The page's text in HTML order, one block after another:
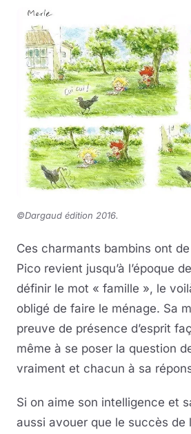
©Dargaud édition 2016.
Ces charmants bambins ont
Pico revient jusqu’à l’époque
définir le mot « famille », le
obligé de faire le ménage. Sa
preuve de présence d’esprit
même à se poser la question
vraiment et chacun à sa
Si on aime son intelligence et
aussi avouer que le succès de